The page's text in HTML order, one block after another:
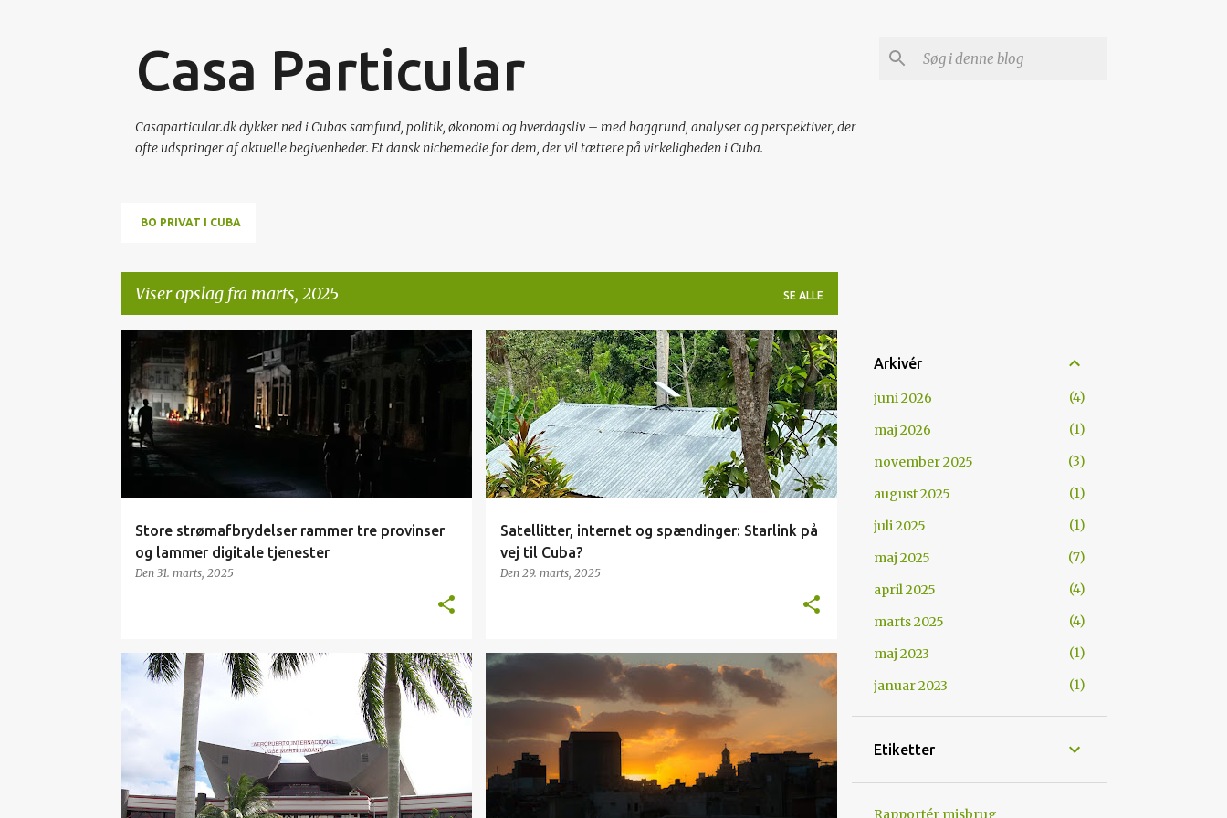
Casa Particular
Casaparticular.dk dykker ned i Cubas samfund, politik, økonomi og hverdagsliv – med baggrund, analyser og perspektiver, der
ofte udspringer af aktuelle begivenheder. Et dansk nichemedie for dem, der vil tættere på virkeligheden i Cuba.
BO PRIVAT I CUBA
Viser opslag fra marts, 2025 SE ALLE
O
p
s
Store strømafbrydelser rammer tre provinser
og lammer digitale tjenester
Den 31. marts, 2025
ENERGI KOMMUNIKATION
Satellitter, internet og spændinger: Starlink på
vej til Cuba?
Den 29. marts, 2025
KOMMUNIKATION
ENERGI TRANSPORT
Arkivér
juni 2026
4
maj 2026
1
november 2025
3
august 2025
1
juli 2025
1
maj 2025
7
april 2025
4
marts 2025
4
maj 2023
1
januar 2023
1
Etiketter
Rapportér misbrug